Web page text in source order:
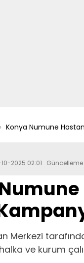
Konya Numune
2025 02:01 Güncelleme
Merkezi
ve kurum